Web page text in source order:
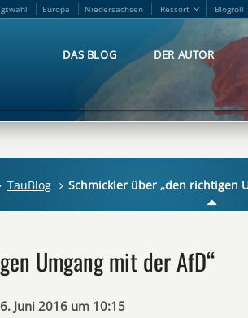
Europa Niedersachsen Ressort Blogroll
DAS BLOG DER AUTOR
TauBlog Schmickler über „den richtigen
Umgang mit der AfD“
Juni 2016 um 10:15
Europa Niedersachsen Ressort Blogroll
DAS BLOG DER AUTOR